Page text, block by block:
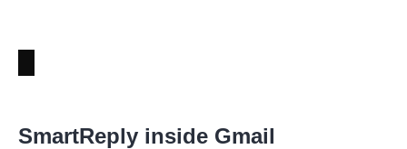
SmartReply inside Gmail